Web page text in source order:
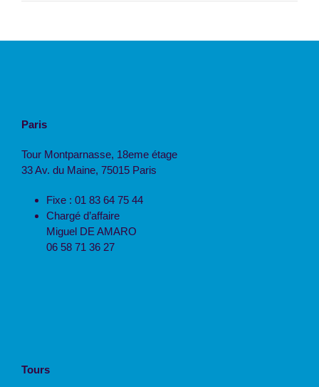
Paris
Tour Montparnasse, 18eme étage
33 Av. du Maine, 75015 Paris
Fixe : 01 83 64 75 44
Chargé d’affaire
Miguel DE AMARO
06 58 71 36 27
Tours